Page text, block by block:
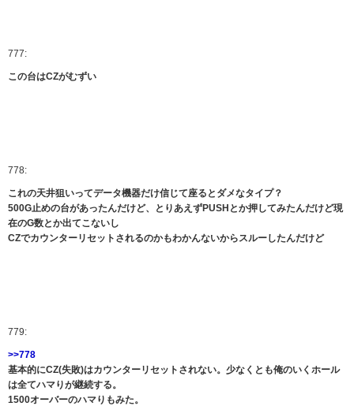
777:
この台はCZがむずい
778:
これの天井狙いってデータ機器だけ信じて座るとダメなタイプ？
500G止めの台があったんだけど、とりあえずPUSHとか押してみたんだけど現
在のG数とか出てこないし
CZでカウンターリセットされるのかもわかんないからスルーしたんだけど
779:
>>778
基本的にCZ(失敗)はカウンターリセットされない。少なくとも俺のいくホール
は全てハマりが継続する。
1500オーバーのハマりもみた。